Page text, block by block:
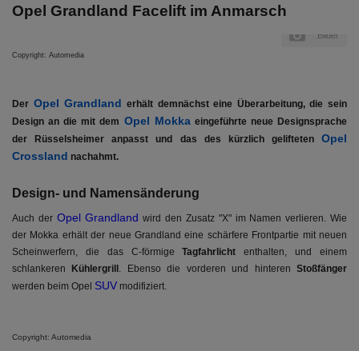
Opel Grandland Facelift im Anmarsch
Bilder
Copyright: Automedia
Der Opel Grandland erhält demnächst eine Überarbeitung, die sein
Design an die mit dem Opel Mokkaeingeführte neue Designsprache
der Rüsselsheimer anpasst und das des kürzlich gelifteten Opel
Crossland nachahmt.
Design- und Namensänderung
Auch der Opel Grandland wird den Zusatz "X" im Namen verlieren. Wie
der Mokka erhält der neue Grandland eine schärfere Frontpartie mit neuen
Scheinwerfern, die das C-förmigeTagfahrlicht enthalten, und einem
schlankeren
Kühlergrill . Ebenso die vorderen und hinterenStoßfänger
werden beim Opel SUV modifiziert.
Copyright: Automedia